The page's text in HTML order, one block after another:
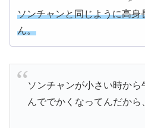
ソンチャンと同じように高身
ん。
ソンチャンが小さい時か
んででかくなってんだか